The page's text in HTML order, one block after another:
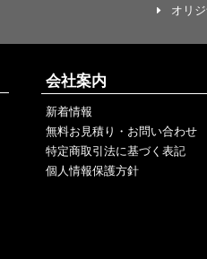
E オリ
会社案内
新着情報
無料お見積り・お問い合わせ
特定商取引法に基づく表記
個人情報保護方針